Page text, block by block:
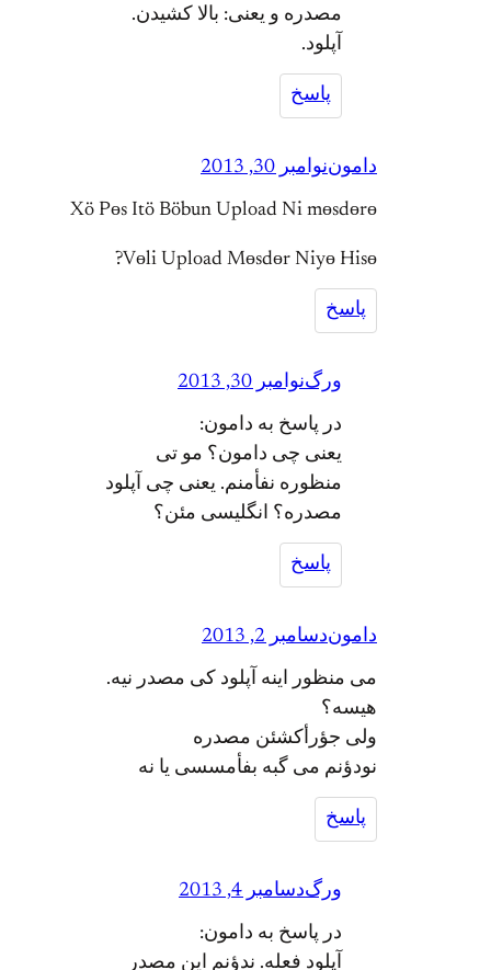
مصدره و یعنی: بالا کشیدن.
آپلود.
پاسخ
داموننوامبر 30, 2013
Xö Pөs Itö Böbun Upload Ni mөsdөrө
Vөli Upload Mөsdөr Niyө Hisө?
پاسخ
ورگنوامبر 30, 2013
در پاسخ به دامون:
یعنی چی دامون؟ مو تی
منظوره نفأمنم. یعنی چی آپلود
مصدره؟ انگلیسی مئن؟
پاسخ
داموندسامبر 2, 2013
می منظور اینه آپلود کی مصدر نیه.
هیسه؟
ولی جؤرأکشئن مصدره
نودؤنم می گبه بفأمسسی یا نه
پاسخ
ورگدسامبر 4, 2013
در پاسخ به دامون:
آپلود فعله. ندؤنم این مصدر